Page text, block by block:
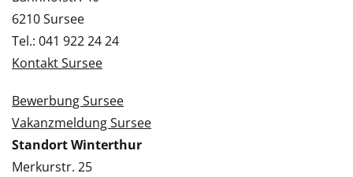
6210 Sursee
Tel.: 041 922 24 24
Kontakt Sursee
Bewerbung Sursee
Vakanzmeldung Sursee
Standort Winterthur
Merkurstr. 25